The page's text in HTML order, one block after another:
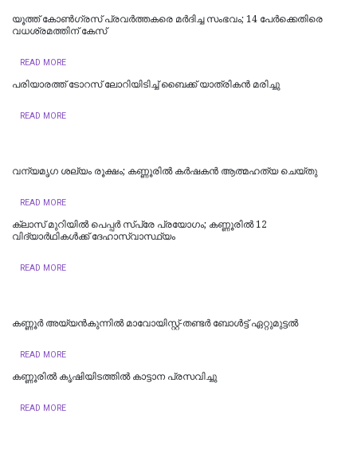
യൂത്ത് കോണ്‍ഗ്രസ് പ്രവര്‍ത്തകരെ മര്‍ദിച്ച സംഭവം; 14 പേര്‍ക്കെതിരെ
വധശ്രമത്തിന് കേസ്
READ MORE
പരിയാരത്ത് ടോറസ് ലോറിയിടിച്ച് ബൈക്ക് യാത്രികൻ മരിച്ചു
READ MORE
വന്യമൃഗ ശല്യം രൂക്ഷം; കണ്ണൂരിൽ കർഷകൻ ആത്മഹത്യ ചെയ്‌തു
READ MORE
ക്ലാസ് മുറിയിൽ പെപ്പർ സ്പ്രേ പ്രയോഗം; കണ്ണൂരിൽ 12
വിദ്യാർഥികൾക്ക് ദേഹാസ്വാസ്ഥ്യം
READ MORE
കണ്ണൂർ അയ്യൻകുന്നിൽ മാവോയിസ്റ്റ്-തണ്ടർ ബോൾട്ട് ഏറ്റുമുട്ടൽ
READ MORE
കണ്ണൂരില്‍ കൃഷിയിടത്തിൽ കാട്ടാന പ്രസവിച്ചു
READ MORE